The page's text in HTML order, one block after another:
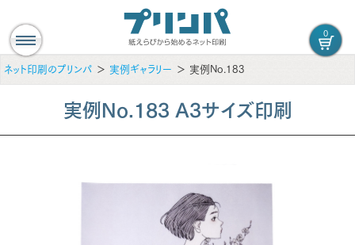
0
ネット印刷のプリンパ 実例ギャラリー 実例No.183
実例No.183 A3サイズ印刷